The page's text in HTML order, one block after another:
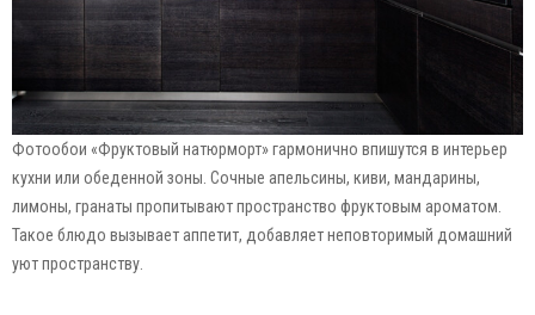
Фотообои «Фруктовый натюрморт» гармонично впишутся в интерьер
кухни или обеденной зоны. Сочные апельсины, киви, мандарины,
лимоны, гранаты пропитывают пространство фруктовым ароматом.
Такое блюдо вызывает аппетит, добавляет неповторимый домашний
уют пространству.